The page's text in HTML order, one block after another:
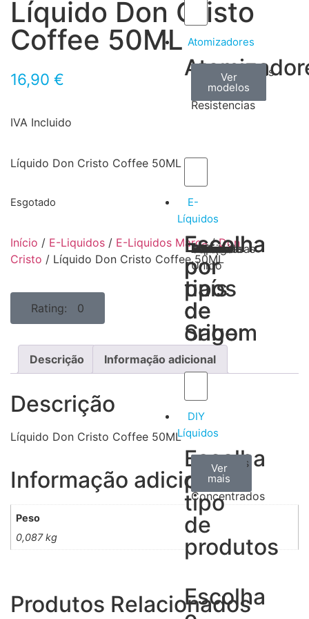
Atomizadores
Claromizadores
Ver
modelos
Reconstruíveis
Ver
modelos
Resistencias
Ver
modelos
E-
Líquidos
Escolha
por
tipos
de
Sabor
Tabaco
Frutas
Bebidas
Frescos
Sobremesas
Escolha
por
país
de
origem
Portugal
Alemanha
USA
Reino
Unido
Canadá
França
Malásia
Filipinas
Espanha
Polónia
Grécia
DIY
Líquidos
Escolha
por
tipo
de
produtos
Aromas
Concentrados
Ver
todos
Bases
Ver
mais
Accesorios
Ver
mais
Escolha
Líquido Don Cristo
Coffee 50ML
16,90 €
IVA Incluido
Líquido Don Cristo Coffee 50ML
Esgotado
Início / E-Liquidos / E-Liquidos Marca/Don
Cristo / Líquido Don Cristo Coffee 50ML
Rating: 0
Descrição Informação adicional
Descrição
Líquido Don Cristo Coffee 50ML
Informação adicional
Peso
0,087 kg
Produtos Relacionados